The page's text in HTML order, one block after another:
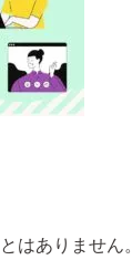
はありません。